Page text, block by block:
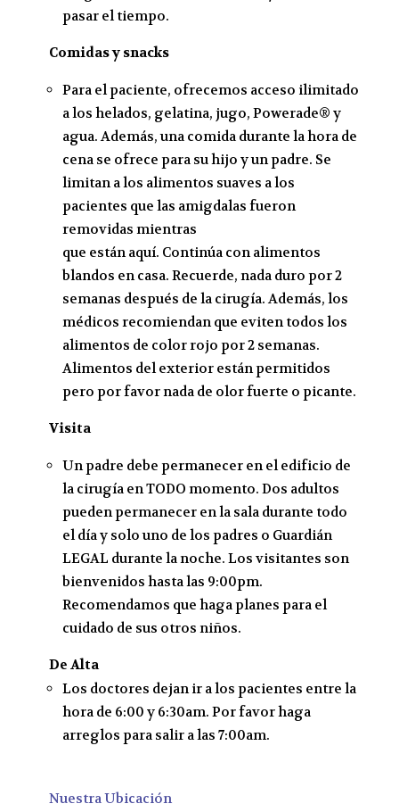
pasar el tiempo.
Comidas y snacks
Para el paciente, ofrecemos acceso ilimitado
a los helados, gelatina, jugo, Powerade® y
agua. Además, una comida durante la hora de
cena se ofrece para su hijo y un padre. Se
limitan a los alimentos suaves a los
pacientes que las amigdalas fueron
removidas mientras
que están aquí. Continúa con alimentos
blandos en casa. Recuerde, nada duro por 2
semanas después de la cirugía. Además, los
médicos recomiendan que eviten todos los
alimentos de color rojo por 2 semanas.
Alimentos del exterior están permitidos
pero por favor nada de olor fuerte o picante.
Visita
Un padre debe permanecer en el edificio de
la cirugía en TODO momento. Dos adultos
pueden permanecer en la sala durante todo
el día y solo uno de los padres o Guardián
LEGAL durante la noche. Los visitantes son
bienvenidos hasta las 9:00pm.
Recomendamos que haga planes para el
cuidado de sus otros niños.
De Alta
Los doctores dejan ir a los pacientes entre la
hora de 6:00 y 6:30am. Por favor haga
arreglos para salir a las 7:00am.
Nuestra Ubicación